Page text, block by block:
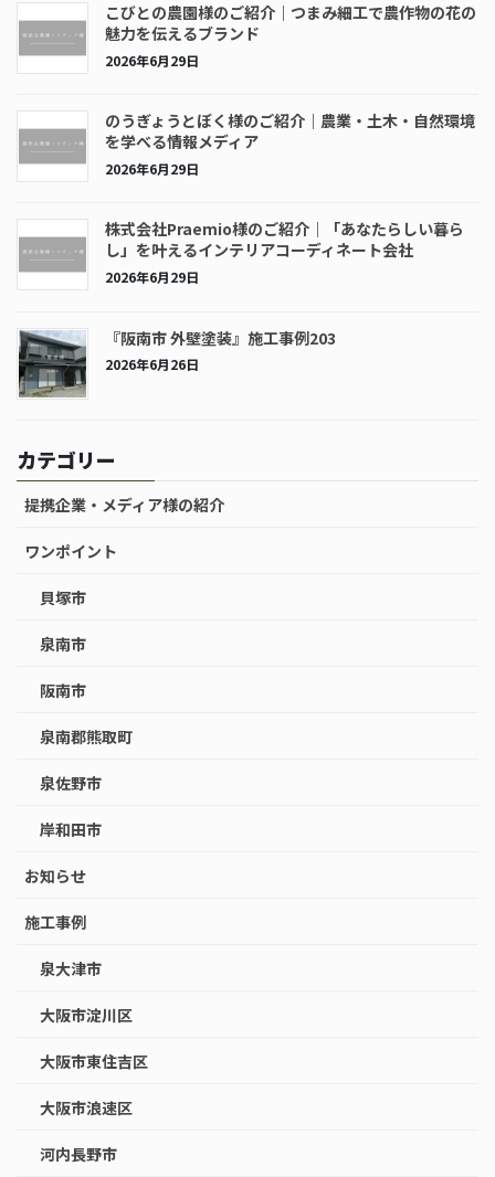
こびとの農園様のご紹介｜つまみ細工で農作物の花の
魅力を伝えるブランド
2026年6月29日
のうぎょうとぼく様のご紹介｜農業・土木・自然環境
を学べる情報メディア
2026年6月29日
株式会社Praemio様のご紹介｜「あなたらしい暮ら
し」を叶えるインテリアコーディネート会社
2026年6月29日
『阪南市 外壁塗装』施工事例203
2026年6月26日
カテゴリー
提携企業・メディア様の紹介
ワンポイント
貝塚市
泉南市
阪南市
泉南郡熊取町
泉佐野市
岸和田市
お知らせ
施工事例
泉大津市
大阪市淀川区
大阪市東住吉区
大阪市浪速区
河内長野市